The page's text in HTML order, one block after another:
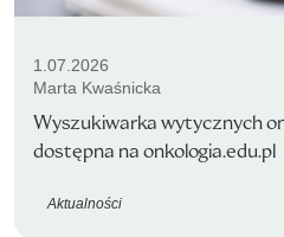
1.07.2026
Marta Kwaśnicka
Wyszukiwarka wytycznych
dostępna na onkologia.edu.pl
Aktualności